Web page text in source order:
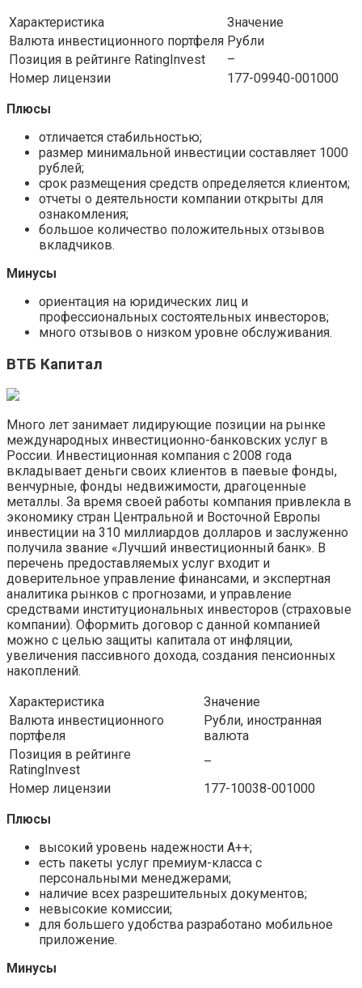
Характеристика
Значение
Валюта инвестиционного портфеля Рубли
Позиция в рейтинге RatingInvest
–
Номер лицензии
177-09940-001000
Плюсы
отличается стабильностью;
размер минимальной инвестиции составляет 1000
рублей;
срок размещения средств определяется клиентом;
отчеты о деятельности компании открыты для
ознакомления;
большое количество положительных отзывов
вкладчиков.
Минусы
ориентация на юридических лиц и
профессиональных состоятельных инвесторов;
много отзывов о низком уровне обслуживания.
ВТБ Капитал
Много лет занимает лидирующие позиции на рынке
международных инвестиционно-банковских услуг в
России. Инвестиционная компания с 2008 года
вкладывает деньги своих клиентов в паевые фонды,
венчурные, фонды недвижимости, драгоценные
металлы. За время своей работы компания привлекла в
экономику стран Центральной и Восточной Европы
инвестиции на 310 миллиардов долларов и заслуженно
получила звание «Лучший инвестиционный банк». В
перечень предоставляемых услуг входит и
доверительное управление финансами, и экспертная
аналитика рынков с прогнозами, и управление
средствами институциональных инвесторов (страховые
компании). Оформить договор с данной компанией
можно с целью защиты капитала от инфляции,
увеличения пассивного дохода, создания пенсионных
накоплений.
Характеристика
Значение
Валюта инвестиционного
портфеля
Рубли, иностранная
валюта
Позиция в рейтинге
RatingInvest
–
Номер лицензии
177-10038-001000
Плюсы
высокий уровень надежности А++;
есть пакеты услуг премиум-класса с
персональными менеджерами;
наличие всех разрешительных документов;
невысокие комиссии;
для большего удобства разработано мобильное
приложение.
Минусы